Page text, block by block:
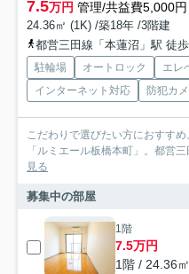
7.5万円 管理/共益費5,000円
24.36㎡ (1K) /築18年 /3階建
都営三田線「本蓮沼」駅 徒
駐輪場 オートロック エレ
インターネット対応
防犯カ
こだわりで選びたい方におすす
「ルミエール板橋本町」。都営
見る
募集中の部屋
1階
7.5万円
1階 / 24.36